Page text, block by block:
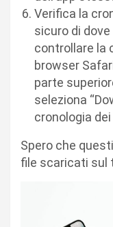
Verifica la
sicuro di
controllare la
browser
parte
seleziona
cronologia
Spero che
file scaricati sul